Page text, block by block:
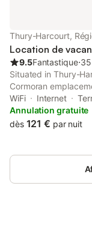
Thury-Harcourt,
Location de
9.5Fantastique⋅
Situated in Thury-
Cormoran
terrace. The
from Mondevillage
d'Ornano Stadium.
WiFi Internet
Annulation gratuite
dès 121 € par nuit